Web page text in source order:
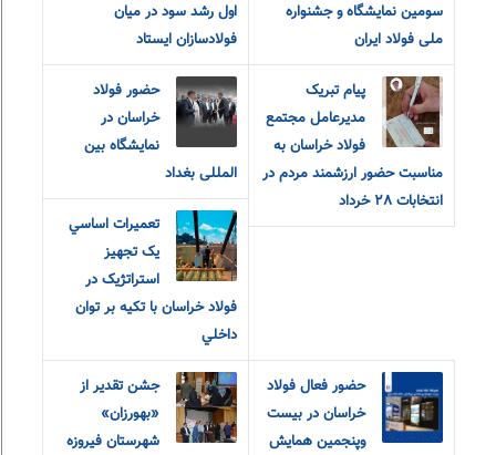
سومین نمایشگاه و جشنواره
ملی فولاد ایران
اول رشد سود در میان
فولادسازان ایستاد
پیام تبریک
مدیرعامل مجتمع
فولاد خراسان به
مناسبت حضور ارزشمند مردم در
انتخابات ٢٨ خرداد
حضور فولاد
خراسان در
نمایشگاه بین
المللی بغداد
تعميرات اساسي
يک تجهيز
استراتژيک در
فولاد خراسان با تکيه بر توان
داخلي
حضور فعال فولاد
خراسان در بیست
و‌پنجمین همایش
جشن تقدیر از
«بهورزان»
شهرستان فیروزه